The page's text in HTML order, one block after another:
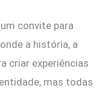
convite para
a história, a
criar experiências
mas todas